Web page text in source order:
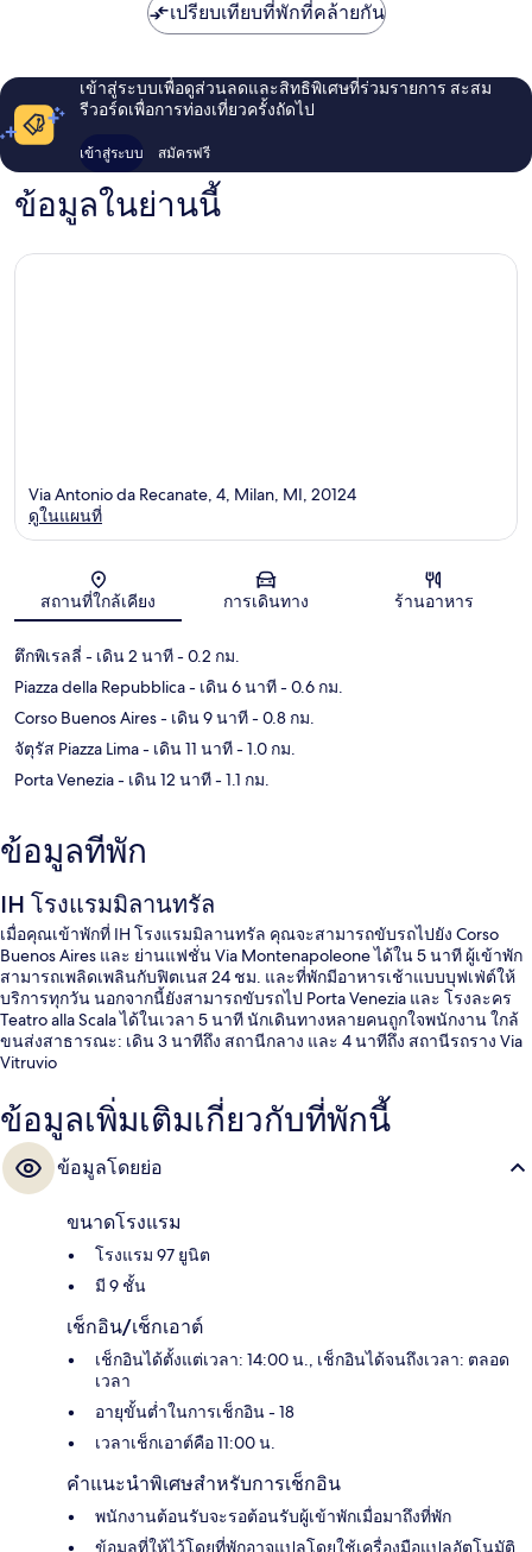
เปรียบเทียบที่พักที่คล้ายกัน
เข้าสู่ระบบเพื่อดูส่วนลดและสิทธิพิเศษที่ร่วมรายการ สะสม
รีวอร์ดเพื่อการท่องเที่ยวครั้งถัดไป
เข้าสู่ระบบ สมัครฟรี
ข้อมูลในย่านนี้
แผนที่
Via Antonio da Recanate, 4, Milan, MI, 20124
ดูในแผนที่
สถานที่ใกล้เคียง การเดินทาง ร้านอาหาร
ตึกพิเรลลี่ - เดิน 2 นาที- 0.2 กม.
Piazza della Repubblica- เดิน 6 นาที- 0.6 กม.
Corso Buenos Aires- เดิน 9 นาที- 0.8 กม.
จัตุรัส Piazza Lima- เดิน 11 นาที- 1.0 กม.
Porta Venezia- เดิน 12 นาที- 1.1 กม.
ข้อมูลที่พัก
IH โรงแรมมิลานทรัล
เมื่อคุณเข้าพักที่ IH โรงแรมมิลานทรัล คุณจะสามารถขับรถไปยัง Corso
Buenos Aires และ ย่านแฟชั่น Via Montenapoleone ได้ใน 5 นาที ผู้เข้าพัก
สามารถเพลิดเพลินกับฟิตเนส 24 ชม. และที่พักมีอาหารเช้าแบบบุฟเฟ่ต์ให้
บริการทุกวัน นอกจากนี้ยังสามารถขับรถไป Porta Venezia และ โรงละคร
Teatro alla Scala ได้ในเวลา 5 นาที นักเดินทางหลายคนถูกใจพนักงาน ใกล้
ขนส่งสาธารณะ: เดิน 3 นาทีถึง สถานีกลาง และ 4 นาทีถึง สถานีรถราง Via
Vitruvio
ข้อมูลเพิ่มเติมเกี่ยวกับที่พักนี้
ข้อมูลโดยย่อ
ขนาดโรงแรม
โรงแรม 97 ยูนิต
มี 9 ชั้น
เช็กอิน/เช็กเอาต์
เช็กอินได้ตั้งแต่เวลา: 14:00 น., เช็กอินได้จนถึงเวลา: ตลอด
เวลา
อายุขั้นต่ำในการเช็กอิน - 18
เวลาเช็กเอาต์คือ 11:00 น.
คำแนะนำพิเศษสำหรับการเช็กอิน
พนักงานต้อนรับจะรอต้อนรับผู้เข้าพักเมื่อมาถึงที่พัก
ข้อมูลที่ให้ไว้โดยที่พักอาจแปลโดยใช้เครื่องมือแปลอัตโนมัติ